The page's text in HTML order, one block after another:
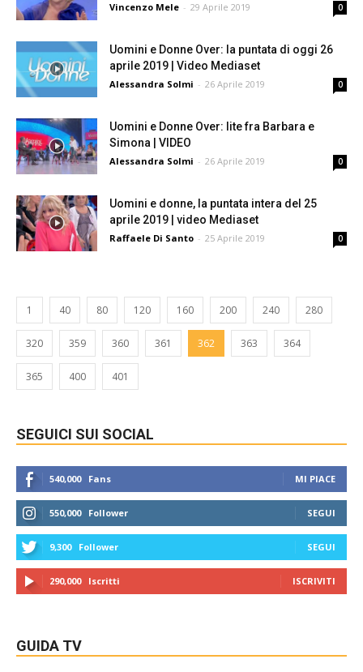
Vincenzo Mele - 29 Aprile 2019 0
Uomini e Donne Over: la puntata di oggi 26
aprile 2019 | Video Mediaset
Alessandra Solmi - 26 Aprile 2019 0
Uomini e Donne Over: lite fra Barbara e
Simona | VIDEO
Alessandra Solmi - 26 Aprile 2019 0
Uomini e donne, la puntata intera del 25
aprile 2019 | video Mediaset
Raffaele Di Santo - 25 Aprile 2019 0
1 40 80 120 160 200 240 280
320 359 360 361 362 363 364
365 400 401
SEGUICI SUI SOCIAL
540,000 Fans MI PIACE
550,000 Follower SEGUI
9,300 Follower SEGUI
290,000 Iscritti ISCRIVITI
GUIDA TV